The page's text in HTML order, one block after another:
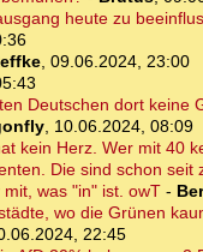
heute zu
, 09.06.2024, 23:00
Deutschen dort keine
, 10.06.2024, 08:09
kein Herz. Wer mit 40
Die sind schon
was "in" ist. owT -
wo die Grünen
22:45